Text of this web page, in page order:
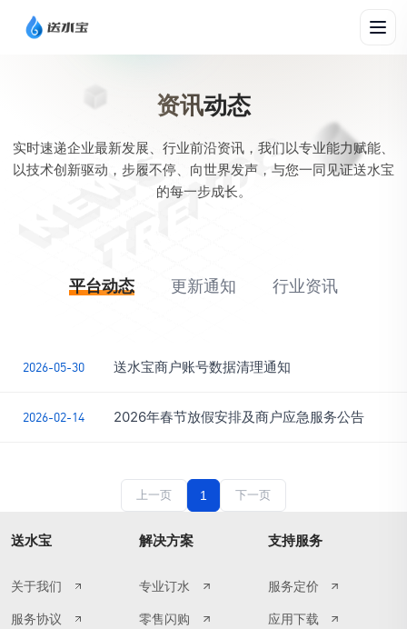
资讯动态
实时速递企业最新发展、行业前沿资讯，我们以专业能力赋能、
以技术创新驱动，步履不停、向世界发声，与您一同见证送水宝
的每一步成长。
平台动态 更新通知 行业资讯
2026-05-30 送水宝商户账号数据清理通知
2026-02-14 2026年春节放假安排及商户应急服务公告
上一页 1 下一页
送水宝
关于我们
服务协议
解决方案
专业订水
零售闪购
支持服务
服务定价
应用下载